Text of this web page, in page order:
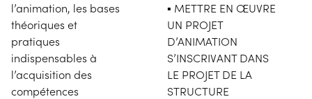
l’animation, les bases
théoriques et
pratiques
indispensables à
l’acquisition des
compétences
▪ METTRE EN ŒUVRE
UN PROJET
D’ANIMATION
S’INSCRIVANT DANS
LE PROJET DE LA
STRUCTURE